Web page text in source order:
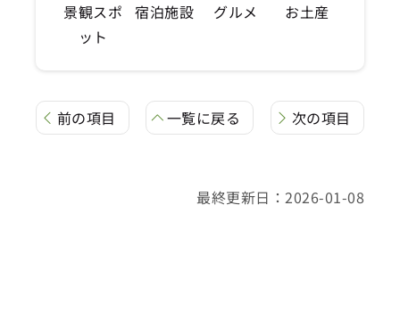
景観スポ
ット
宿泊施設 グルメ お土産
前の項目 一覧に戻る 次の項目
最終更新日：2026-01-08